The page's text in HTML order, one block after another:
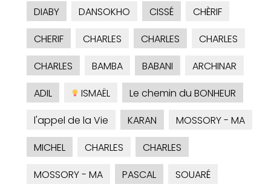
DIABY
DANSOKHO CISSÉ
CHÈRIF
CHERIF
CHARLES CHARLES
CHARLES
CHARLES
BAMBA BABANI
ARCHINAR
ADIL
ISMAËL
Le chemin du BONHEUR
l'appel de la Vie
KARAN
MOSSORY - MA
MICHEL
CHARLES
CHARLES
MOSSORY - MA
PASCAL
SOUARÉ